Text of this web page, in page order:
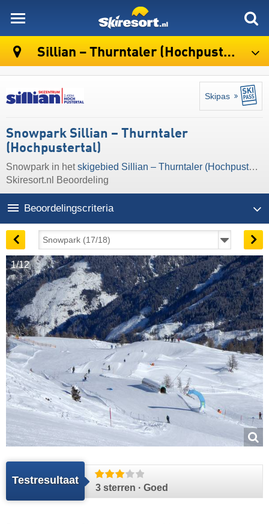
Sillian – Thurntaler (Hochpustertal)
Skipas
Snowpark Sillian – Thurntaler
(Hochpustertal)
Snowpark in hetskigebied Sillian – Thurntaler (Hochpustertal)
Skiresort.nl Beoordeling
Beoordelingscriteria
1/12
Testresultaat
3 sterren · Goed